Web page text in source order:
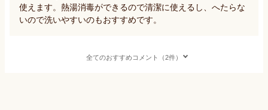
使えます。熱湯消毒ができるので清潔に使えるし、へたらな
いので洗いやすいのもおすすめです。
全てのおすすめコメント（2件）